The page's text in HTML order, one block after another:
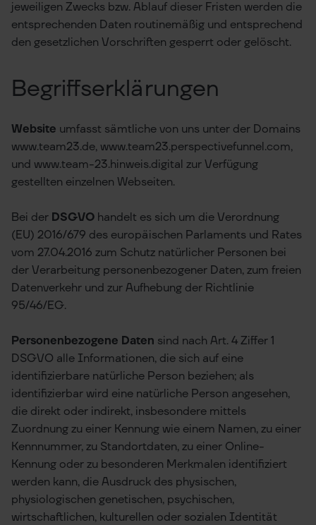
jeweiligen Zwecks bzw. Ablauf dieser Fristen werden die
entsprechenden Daten routinemäßig und entsprechend
den gesetzlichen Vorschriften gesperrt oder gelöscht.
Begriffserklärungen
Website umfasst sämtliche von uns unter der Domains
www.team23.de, www.team23.perspectivefunnel.com,
und www.team-23.hinweis.digital zur Verfügung
gestellten einzelnen Webseiten.
Bei der DSGVO handelt es sich um die Verordnung
(EU) 2016/679 des europäischen Parlaments und Rates
vom 27.04.2016 zum Schutz natürlicher Personen bei
der Verarbeitung personenbezogener Daten, zum freien
Datenverkehr und zur Aufhebung der Richtlinie
95/46/EG.
Personenbezogene Daten sind nach Art. 4 Ziffer 1
DSGVO alle Informationen, die sich auf eine
identifizierbare natürliche Person beziehen; als
identifizierbar wird eine natürliche Person angesehen,
die direkt oder indirekt, insbesondere mittels
Zuordnung zu einer Kennung wie einem Namen, zu einer
Kennnummer, zu Standortdaten, zu einer Online-
Kennung oder zu besonderen Merkmalen identifiziert
werden kann, die Ausdruck des physischen,
physiologischen genetischen, psychischen,
wirtschaftlichen, kulturellen oder sozialen Identität